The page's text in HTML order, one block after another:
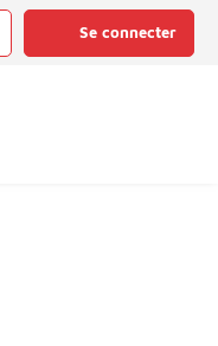
Se connecter